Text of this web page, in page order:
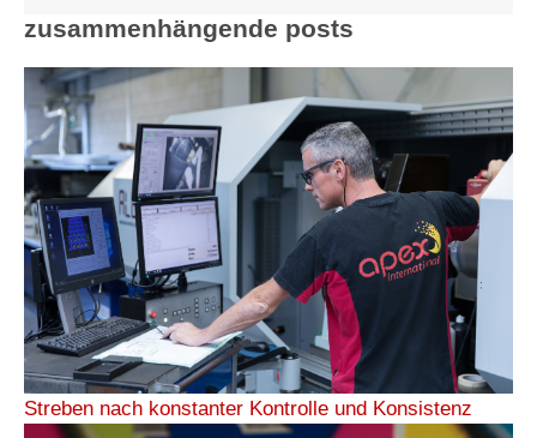
zusammenhängende posts
Streben nach konstanter Kontrolle und Konsistenz